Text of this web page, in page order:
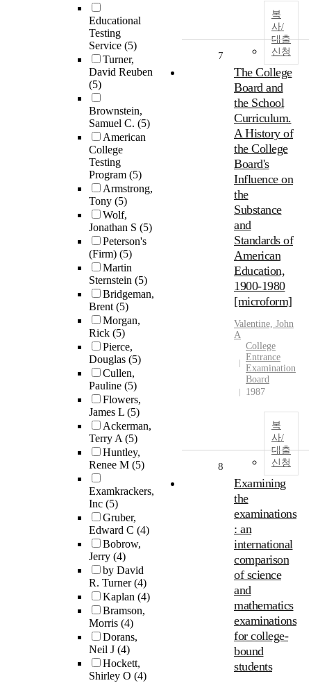
Educational
Testing
Service (5)
Turner,
David Reuben
(5)
Brownstein,
Samuel C. (5)
American
College
Testing
Program (5)
Armstrong,
Tony (5)
Wolf,
Jonathan S (5)
Peterson's
(Firm) (5)
Martin
Sternstein (5)
Bridgeman,
Brent(5)
Morgan,
Rick (5)
Pierce,
Douglas (5)
Cullen,
Pauline (5)
Flowers,
James L (5)
Ackerman,
Terry A(5)
Huntley,
Renee M (5)
Examkrackers,
Inc (5)
Gruber,
Edward C (4)
Bobrow,
Jerry (4)
by David
R. Turner(4)
Kaplan (4)
Bramson,
Morris (4)
Dorans,
Neil J (4)
Hockett,
Shirley O (4)
복
사/
대출
신청
7
The College
Board and
the School
Curriculum.
A History of
the College
Board's
Influence on
the
Substance
and
Standards of
American
Education,
1900-1980
[microform]
Valentine, John
A
College
Entrance
Examination
Board
1987
복
사/
대출
신청
8
Examining
the
examinations
: an
international
comparison
of science
and
mathematics
examinations
for college-
bound
students